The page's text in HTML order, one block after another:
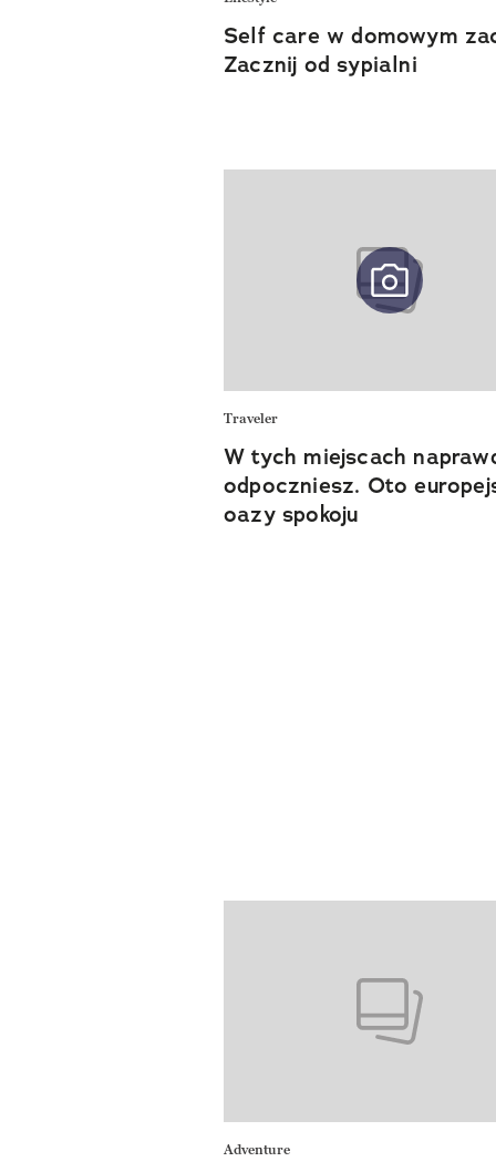
Self care w domowym
Zacznij od sypialni
Traveler
W tych miejscach
odpoczniesz. Oto
oazy spokoju
Adventure